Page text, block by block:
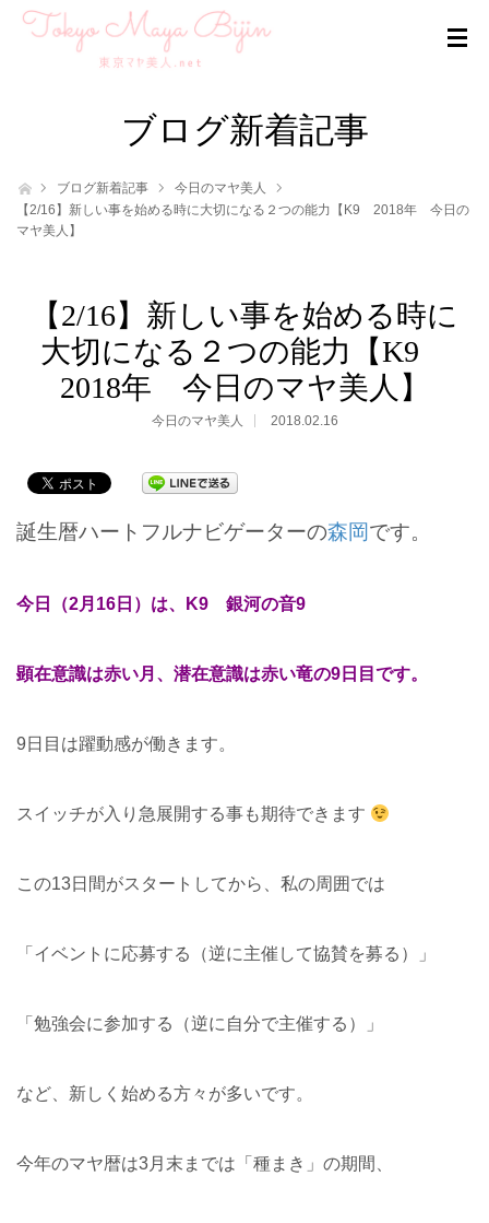
ブログ新着記事
ホームブログ新着記事
今日のマヤ美人
【2/16】新しい事を始める時に大切になる２つの能力【K9 2018年 今日の
マヤ美人】
【2/16】新しい事を始める時に
大切になる２つの能力【K9
2018年 今日のマヤ美人】
今日のマヤ美人 2018.02.16
誕生暦ハートフルナビゲーターの森岡です。
今日（2月16日）は、K9 銀河の音9
顕在意識は赤い月、潜在意識は赤い竜の9日目です。
9日目は躍動感が働きます。
スイッチが入り急展開する事も期待できます
この13日間がスタートしてから、私の周囲では
「イベントに応募する（逆に主催して協賛を募る）」
「勉強会に参加する（逆に自分で主催する）」
など、新しく始める方々が多いです。
今年のマヤ暦は3月末までは「種まき」の期間、